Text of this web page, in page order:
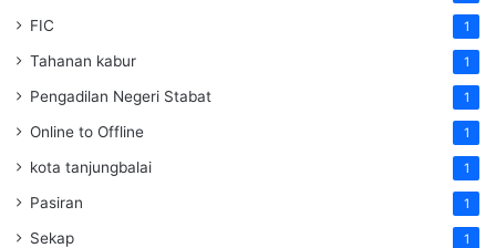
FIC 1
Tahanan kabur 1
Pengadilan Negeri Stabat 1
Online to Offline 1
kota tanjungbalai 1
Pasiran 1
Sekap 1